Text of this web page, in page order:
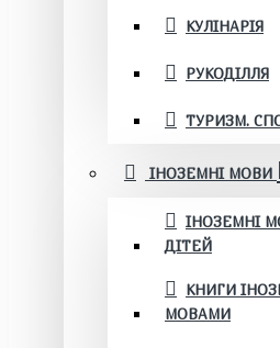
КУЛІНАРІЯ
РУКОДІЛЛЯ
ТУРИЗМ.
ІНОЗЕМНІ МОВИ
ІНОЗЕМНІ
ДІТЕЙ
КНИГИ
МОВАМИ